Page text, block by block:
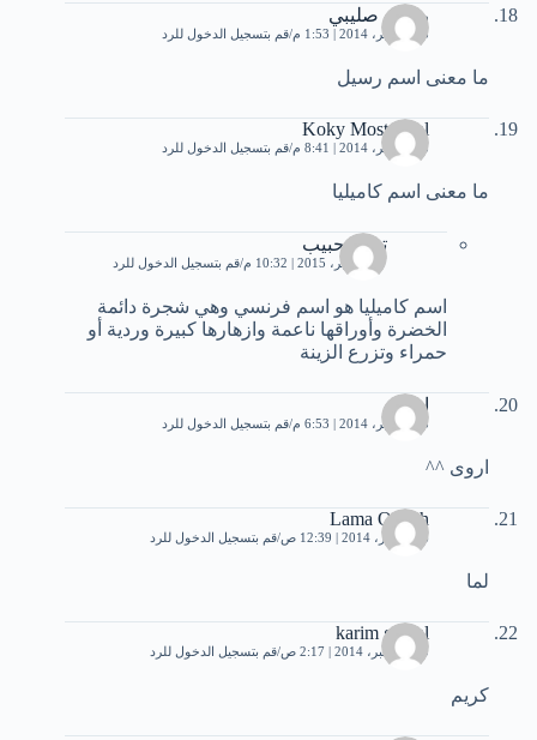
رسيل صليبي
15 نوفمبر، 2014 | 1:53 م قم بتسجيل الدخول للرد
ما معنى اسم رسيل
Koky Mostakbal
15 نوفمبر، 2014 | 8:41 م قم بتسجيل الدخول للرد
ما معنى اسم كاميليا
تيبان حبيب
17 نوفمبر، 2015 | 10:32 م قم بتسجيل الدخول للرد
اسم كاميليا هو اسم فرنسي وهي شجرة دائمة
الخضرة وأوراقها ناعمة وازهارها كبيرة وردية أو
حمراء وتزرع الزينة
اروى
23 نوفمبر، 2014 | 6:53 م قم بتسجيل الدخول للرد
اروى ^^
Lama Qudah
6 ديسمبر، 2014 | 12:39 ص قم بتسجيل الدخول للرد
لما
karim gamal
10 ديسمبر، 2014 | 2:17 ص قم بتسجيل الدخول للرد
كريم